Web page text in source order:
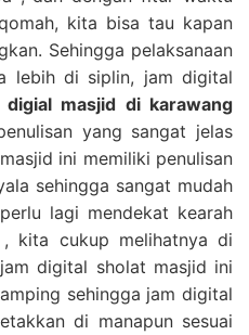
kita bisa tau kapan
Sehingga pelaksanaan
lebih di siplin, jam digital
digial masjid di karawang
yang sangat jelas
ini memiliki penulisan
sehingga sangat mudah
lagi mendekat kearah
kita cukup melihatnya di
digital sholat masjid ini
sehingga jam digital
di manapun sesuai